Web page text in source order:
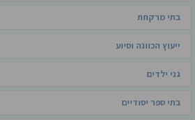
בתי מרקחת
ייעוץ הכוונה וסיוע
גני ילדים
בתי ספר יסודיים